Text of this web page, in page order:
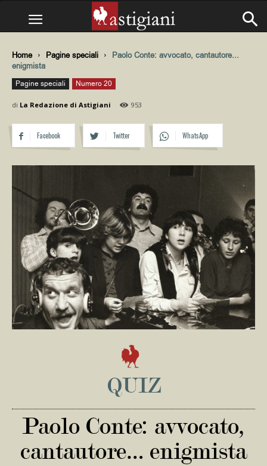
Home Pagine speciali
Paolo Conte: avvocato, cantautore...
enigmista
Pagine speciali Numero 20
di La Redazione di Astigiani 953
Facebook Twitter WhatsApp
QUIZ
Paolo Conte: avvocato,
cantautore… enigmista